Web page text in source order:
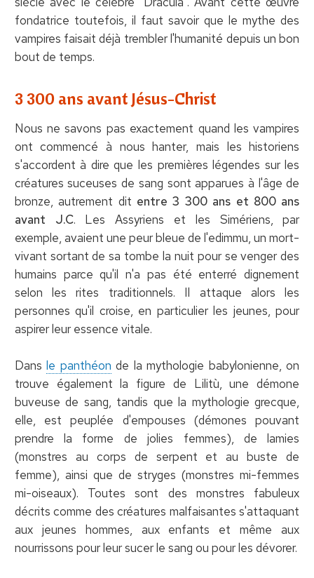
fondatrice toutefois, il faut savoir que le mythe des
vampires faisait déjà trembler l'humanité depuis un bon
bout de temps.
3 300 ans avant Jésus-Christ
Nous ne savons pas exactement quand les vampires
ont commencé à nous hanter, mais les historiens
s'accordent à dire que les premières légendes sur les
créatures suceuses de sang sont apparues à l'âge de
bronze, autrement dit entre 3 300 ans et 800 ans
avant J.C. Les Assyriens et les Simériens, par
exemple, avaient une peur bleue de l'edimmu, un mort-
vivant sortant de sa tombe la nuit pour se venger des
humains parce qu'il n'a pas été enterré dignement
selon les rites traditionnels. Il attaque alors les
personnes qu'il croise, en particulier les jeunes, pour
aspirer leur essence vitale.
Dansle panthéon de la mythologie babylonienne, on
trouve également la figure de Lilitù, une démone
buveuse de sang, tandis que la mythologie grecque,
elle, est peuplée d'empouses (démones pouvant
prendre la forme de jolies femmes), de lamies
(monstres au corps de serpent et au buste de
femme), ainsi que de stryges (monstres mi-femmes
mi-oiseaux). Toutes sont des monstres fabuleux
décrits comme des créatures malfaisantes s'attaquant
aux jeunes hommes, aux enfants et même aux
nourrissons pour leur sucer le sang ou pour les dévorer.